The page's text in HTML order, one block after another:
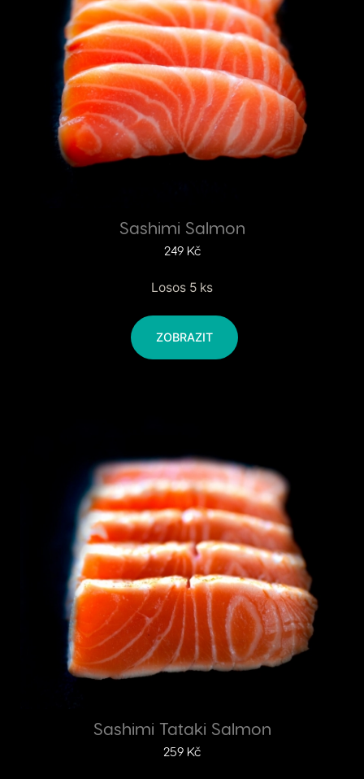
Sashimi Salmon
249Kč
Losos 5 ks
ZOBRAZIT
Sashimi Tataki Salmon
259 Kč